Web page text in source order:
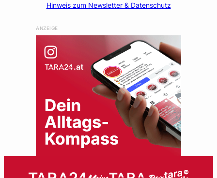
Hinweis zum Newsletter & Datenschutz
ANZEIGE